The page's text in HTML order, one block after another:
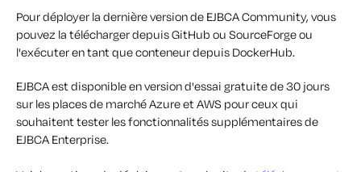
Pour déployer la dernière version de EJBCA Community, vous
pouvez la télécharger depuis GitHub ou SourceForge ou
l'exécuter en tant que conteneur depuis DockerHub.
EJBCA est disponible en version d'essai gratuite de 30 jours
sur les places de marché Azure et AWS pour ceux qui
souhaitent tester les fonctionnalités supplémentaires de
EJBCA Enterprise.